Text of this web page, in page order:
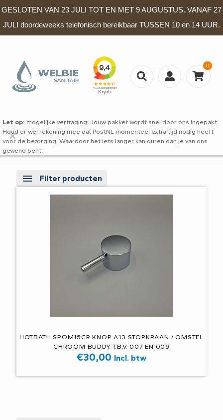
GESLOTEN VAN 23 JULI TOT EN MET 9 AUGUSTUS. VANAF 27
JULI doordeweeks telefonisch bereikbaar TUSSEN 10 en 14 UUR.
0
Let op: mogelijke vertraging: Jouw pakket wordt snel door ons ingepakt.
Houd er wel rekening mee dat PostNL momenteel extra tijd nodig heeft
voor de bezorging, Waardoor het iets langer kan duren dan je van ons
gewend bent.
✕
Filter producten
HOTBATH SPOM15CR KNOP A13 STOPKRAAN / OMSTEL
CHROOM BUDDY T.B.V. 007 EN 009
€30,00 Incl. btw